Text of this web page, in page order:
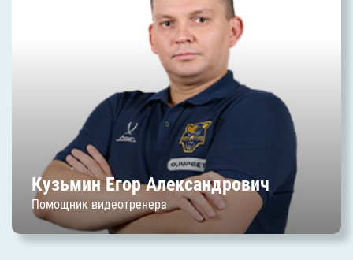
Кузьмин Егор Александрович
Помощник видеотренера
Дата начала работы в клубе: август 2021 г.